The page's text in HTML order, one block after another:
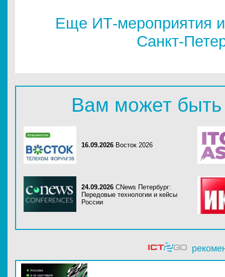
Еще ИТ-мероприятия
Санкт-
Вам может быть
16.09.2026 Восток 2026
24.09.2026 CNews Петербург:
Передовые технологии и кейсы
России